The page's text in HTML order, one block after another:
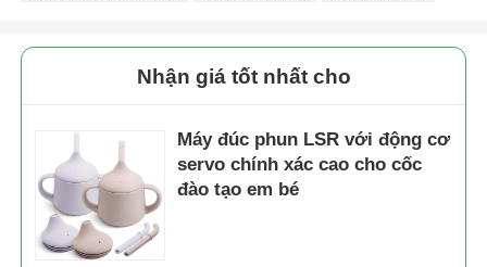
Nhận giá tốt nhất cho
Máy đúc phun LSR với động cơ
servo chính xác cao cho cốc
đào tạo em bé